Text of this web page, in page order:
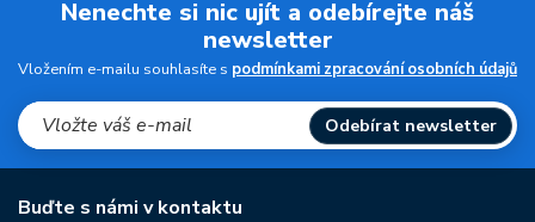
Nenechte si nic ujít a odebírejte náš
newsletter
Vložením e-mailu souhlasíte s podmínkami zpracování osobních údajů
Odebírat newsletter
Buďte s námi v kontaktu